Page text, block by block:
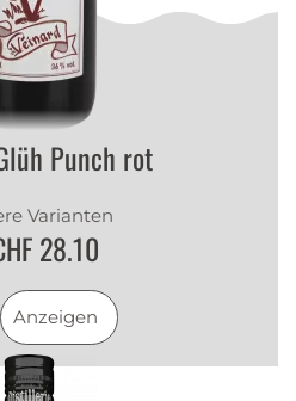
Punch rot
Varianten
28.10
Anzeigen